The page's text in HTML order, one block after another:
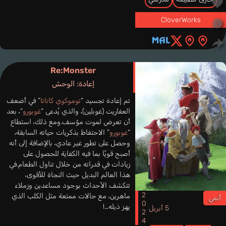
CloverWorks
Re:Monster
إعادة: الوحش
أنمي
5 أبريل
2024
تم إعادة تجسيد “توموكوي كاناتا” في أضعف
العفاريت (غوبلين)، والذي يُدعى “غوبورو“، بعد
أن تعرض لموت مؤسف.ومع ذلك، استطاع
“غوبورو” الاحتفاظ بذكريات حياته السابقة،
وحصل على تطور غير عادي، بالإضافة إلى أنه
أصبح قويًا بما فيه الكفاية للحصول على
زيادات في قدراته من خلال تناول الطعام.في
هذا العالم البديل حيث النجاة للأقوى،
تتكشف الأحداث بوجود مساعدين وزملاء
ماهرين، مع حالات ممتعة مثل الكلب الذي
يهز ذيله…!